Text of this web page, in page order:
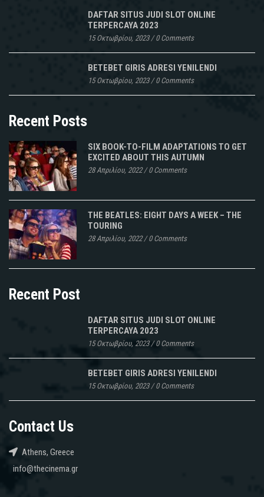
DAFTAR SITUS JUDI SLOT ONLINE
TERPERCAYA 2023
15 Οκτωβρίου, 2023/0 Comments
BETEBET GIRIS ADRESI YENILENDI
15 Οκτωβρίου, 2023/0 Comments
Recent Posts
SIX BOOK-TO-FILM ADAPTATIONS TO GET
EXCITED ABOUT THIS AUTUMN
28 Απριλίου, 2022/0 Comments
THE BEATLES: EIGHT DAYS A WEEK – THE
TOURING
28 Απριλίου, 2022/0 Comments
Recent Post
DAFTAR SITUS JUDI SLOT ONLINE
TERPERCAYA 2023
15 Οκτωβρίου, 2023/0 Comments
BETEBET GIRIS ADRESI YENILENDI
15 Οκτωβρίου, 2023/0 Comments
Contact Us
Athens, Greece
info@thecinema.gr